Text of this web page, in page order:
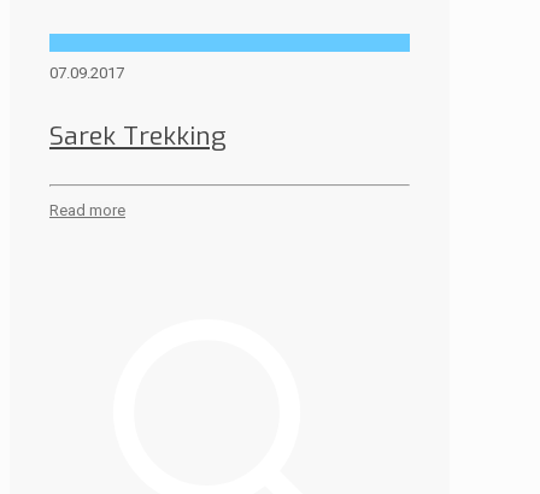
07.09.2017
Sarek Trekking
Read more